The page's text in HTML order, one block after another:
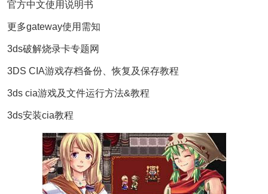
官方中文使用说明书
更多gateway使用需知
3ds破解烧录卡专题网
3DS CIA游戏存档备份、恢复及保存教程
3ds cia游戏及文件运行方法&教程
3ds安装cia教程